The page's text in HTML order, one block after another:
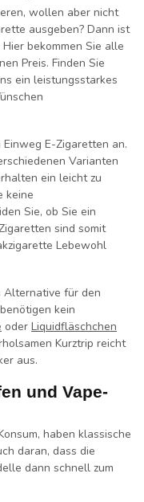
wollen aber nicht
ausgeben? Dann ist
bekommen Sie alle
Preis. Finden Sie
ein leistungsstarkes
E-Zigaretten an.
Varianten
ein leicht zu
keine
Sie, ob Sie ein
sind somit
Lebewohl
Alternative für den
kein
oder Liquidfläschchen
Kurztrip reicht
aus.
und Vape-
haben klassische
daran, dass die
dann schnell zum